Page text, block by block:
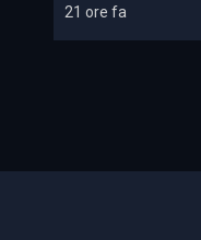
21 ore fa